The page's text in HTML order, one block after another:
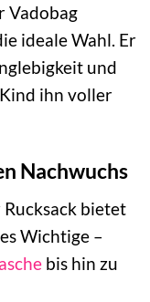
Vadobag
ideale Wahl. Er
und
ihn voller
Nachwuchs
Rucksack bietet
Wichtige –
bis hin zu